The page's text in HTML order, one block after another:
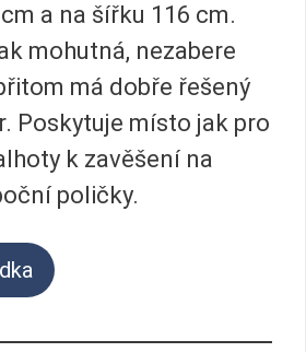
a na šířku 116 cm.
mohutná, nezabere
má dobře řešený
Poskytuje místo jak pro
k zavěšení na
poličky.